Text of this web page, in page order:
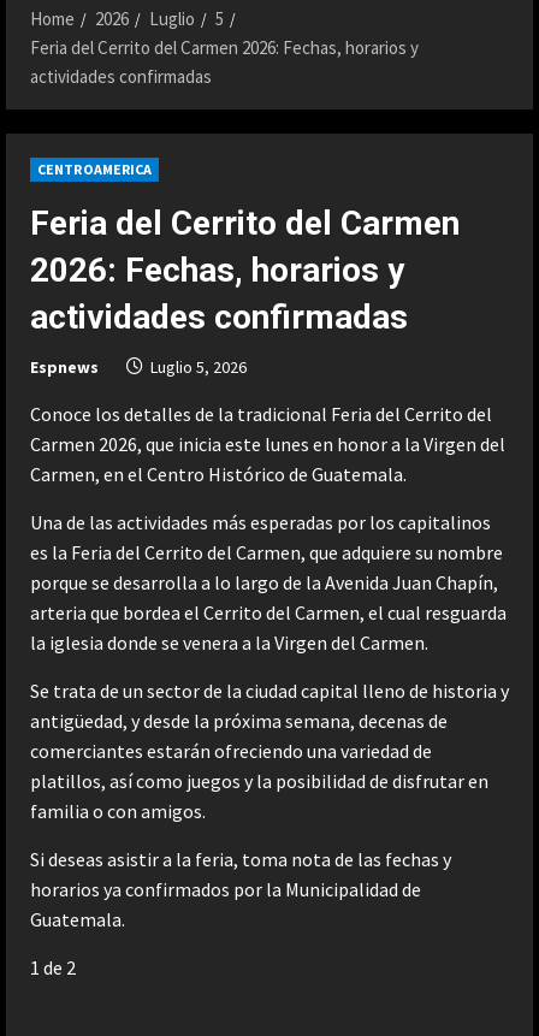
Home 2026 Luglio
5
Feria del Cerrito del Carmen 2026: Fechas, horarios y
actividades confirmadas
CENTROAMERICA
Feria del Cerrito del Carmen
2026: Fechas, horarios y
actividades confirmadas
Espnews Luglio 5, 2026
Conoce los detalles de la tradicional Feria del Cerrito del
Carmen 2026, que inicia este lunes en honor a la Virgen del
Carmen, en el Centro Histórico de Guatemala.
Una de las actividades más esperadas por los capitalinos
es la Feria del Cerrito del Carmen, que adquiere su nombre
porque se desarrolla a lo largo de la Avenida Juan Chapín,
arteria que bordea el Cerrito del Carmen, el cual resguarda
la iglesia donde se venera a la Virgen del Carmen.
Se trata de un sector de la ciudad capital lleno de historia y
antigüedad, y desde la próxima semana, decenas de
comerciantes estarán ofreciendo una variedad de
platillos, así como juegos y la posibilidad de disfrutar en
familia o con amigos.
Si deseas asistir a la feria, toma nota de las fechas y
horarios ya confirmados por la Municipalidad de
Guatemala.
1 de 2